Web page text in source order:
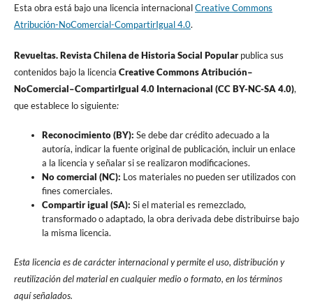
Esta obra está bajo una licencia internacionalCreative Commons
Atribución-NoComercial-CompartirIgual 4.0.
Revueltas. Revista Chilena de Historia Social Popularpublica sus
contenidos bajo la licencia Creative Commons Atribución–
NoComercial–CompartirIgual 4.0 Internacional (CC BY-NC-SA 4.0),
que establece lo siguiente:
Reconocimiento (BY): Se debe dar crédito adecuado a la
autoría, indicar la fuente original de publicación, incluir un enlace
a la licencia y señalar si se realizaron modificaciones.
No comercial (NC): Los materiales no pueden ser utilizados con
fines comerciales.
Compartir igual (SA): Si el material es remezclado,
transformado o adaptado, la obra derivada debe distribuirse bajo
la misma licencia.
Esta licencia es de carácter internacional y permite el uso, distribución y
reutilización del material en cualquier medio o formato, en los términos
aquí señalados.